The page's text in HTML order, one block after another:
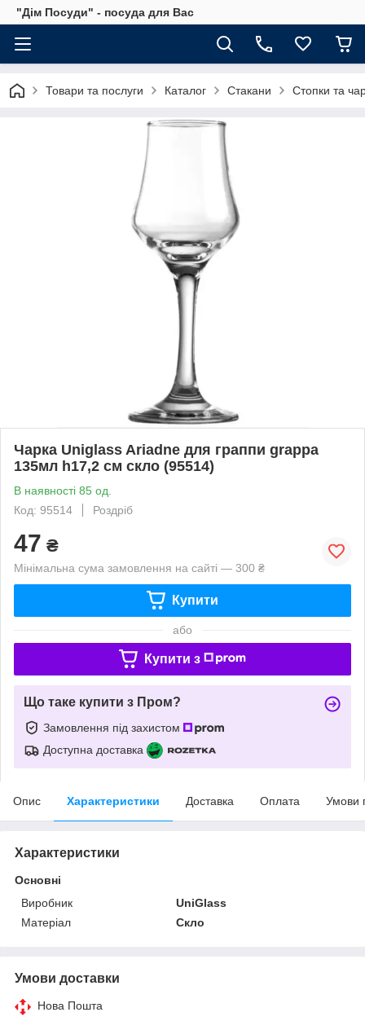
"Дім Посуди" - посуда для Вас
Товари та послуги Каталог Стакани Стопки та
Чарка Uniglass Ariadne для граппи grappa
135мл h17,2 см скло (95514)
В наявності 85 од.
Код: 95514
Роздріб
47 ₴
Мінімальна сума замовлення на сайті — 300 ₴
Купити
або
Купити з
Що таке купити з Пром?
Замовлення під захистом
Доступна доставка
Опис Характеристики Доставка Оплата Умови
Характеристики
Основні
Виробник
UniGlass
Матеріал
Скло
Умови доставки
Нова Пошта